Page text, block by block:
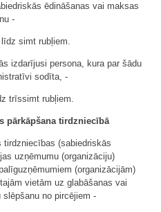
ēdināšanas vai maksas
-
simt rubļiem.
izdarījusi persona, kura par šādu
sodīta, -
trīssimt rubļiem.
pārkāpšana tirdzniecībā
tirdzniecības (sabiedriskās
uzņēmumu (organizāciju)
(organizācijām)
vietām uz glabāšanas vai
no pircējiem -